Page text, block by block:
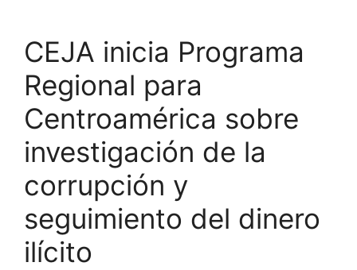
CEJA inicia Programa
Regional para
Centroamérica sobre
investigación de la
corrupción y
seguimiento del dinero
ilícito